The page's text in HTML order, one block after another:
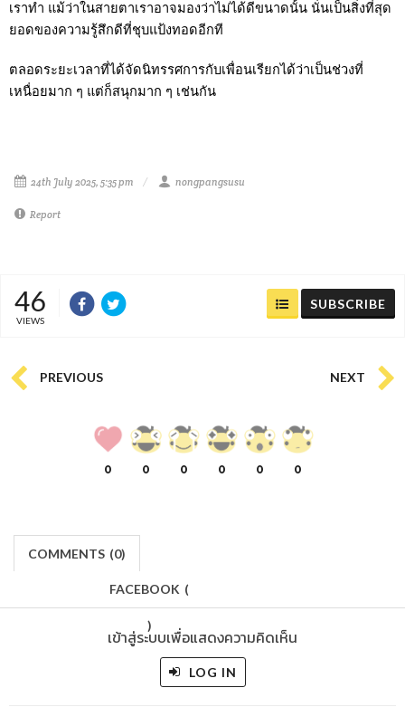
เราทำ แม้ว่าในสายตาเราอาจมองว่าไม่ได้ดีขนาดนั้น นั่นเป็นสิ่งที่สุด
ยอดของความรู้สึกดีที่ชุบแป้งทอดอีกที
ตลอดระยะเวลาที่ได้จัดนิทรรศการกับเพื่อนเรียกได้ว่าเป็นช่วงที่
เหนื่อยมาก ๆ แต่ก็สนุกมาก ๆ เช่นกัน
24th July 2025, 5:35 pm nongpangsusu
Report
46
VIEWS
SUBSCRIBE
PREVIOUS NEXT
0 0 0 0 0 0
COMMENTS (0)
FACEBOOK (
)
เข้าสู่ระบบเพื่อแสดงความคิดเห็น
LOG IN